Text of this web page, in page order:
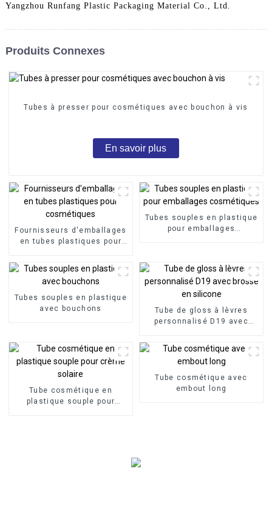
Yangzhou Runfang Plastic Packaging Material Co., Ltd.
Produits Connexes
Tubes à presser pour cosmétiques avec bouchon à vis
En savoir plus
Fournisseurs d'emballages
en tubes plastiques pour
Tubes souples en plastique
pour emballages
Tubes souples en plastique
avec bouchons
Tube de gloss à lèvres
personnalisé D19 avec
Tube cosmétique en
plastique souple pour
Tube cosmétique avec
embout long